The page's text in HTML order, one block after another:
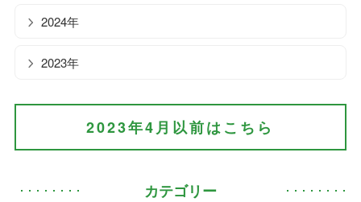
2024年
2023年
2023年4月以前はこちら
カテゴリー